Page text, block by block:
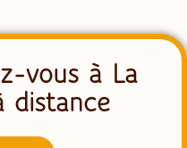
vous à La
distance